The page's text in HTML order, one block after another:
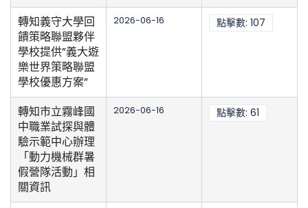
轉知義守大學回
饋策略聯盟夥伴
學校提供”義大遊
樂世界策略聯盟
學校優惠方案”
2026-06-16 點擊數: 107
轉知市立霧峰國
中職業試探與體
驗示範中心辦理
「動力機械群暑
假營隊活動」相
關資訊
2026-06-16 點擊數: 61